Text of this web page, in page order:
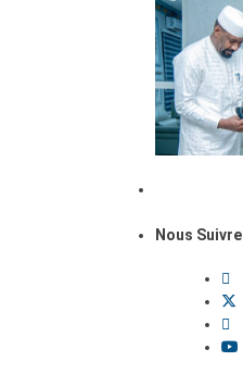
Nous Suivre